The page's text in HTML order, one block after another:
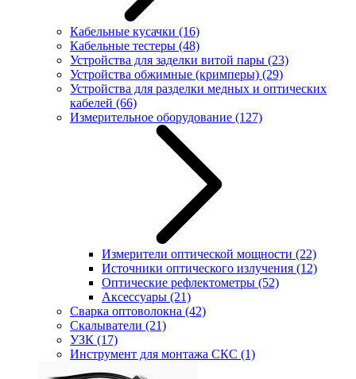
Кабельные кусачки (16)
Кабельные тестеры (48)
Устройства для заделки витой пары (23)
Устройства обжимные (кримперы) (29)
Устройства для разделки медных и оптических
кабелей (66)
Измерительное оборудование (127)
Измерители оптической мощности (22)
Источники оптического излучения (12)
Оптические рефлектометры (52)
Аксессуары (21)
Сварка оптоволокна (42)
Скалыватели (21)
УЗК (17)
Инструмент для монтажа СКС (1)